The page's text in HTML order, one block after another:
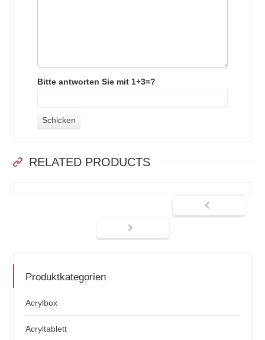
Bitte antworten Sie mit 1+3=?
RELATED PRODUCTS
Produktkategorien
Acrylbox
Acryltablett